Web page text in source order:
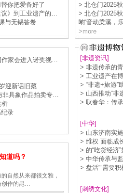
你把爱备好了
》到工业遗产的…
与无锡答卷
作家会进入诺奖视…
迎新话旧藏
非具象作品拍卖专…
析
录
道吗？
自然从来都很文雅，
创作的昆…
> 北仓门2025
> 北仓门2025
响…
> “音动梁溪，
>more
[非遗资讯]
> 非遗传承的
> 工业遗产在
> “非遗+旅游”
> 山西推动“非
> 耿春华：传
[中华]
> 山东济南实
> 维权 面临成
> 的“吃货经济
> 中华传承与
> 盘活“”需要
[刺绣文化]